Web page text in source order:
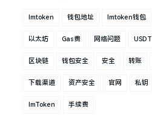
Imtoken 钱包地址 Imtoken钱包
以太坊 Gas费 网络问题 USDT
区块链 钱包安全 安全 转账
下载渠道 资产安全 官网 私钥
ImToken 手续费